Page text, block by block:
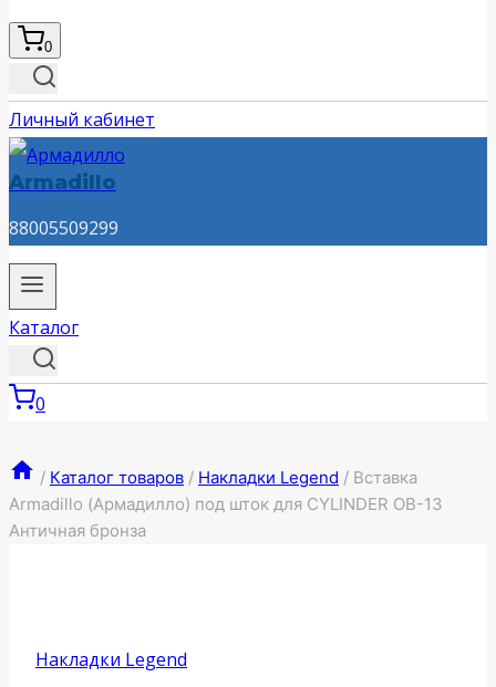
0
Личный кабинет
Armadillo
88005509299
Каталог
0
/ Каталог товаров / Накладки Legend / Вставка
Armadillo (Армадилло) под шток для CYLINDER OB-13
Античная бронза
Накладки Legend